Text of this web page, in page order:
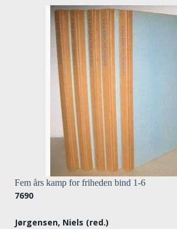
Fem års kamp for friheden bind 1-6
7690
Jørgensen, Niels (red.)